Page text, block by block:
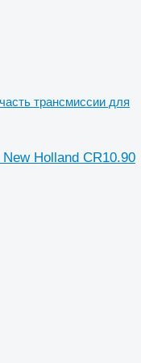
трансмиссии для
Holland CR10.90